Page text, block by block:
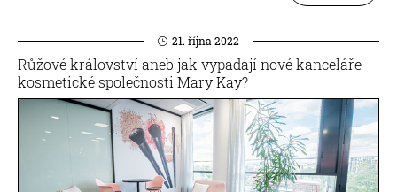
21. října 2022
Růžové království aneb jak vypadají nové kanceláře
kosmetické společnosti Mary Kay?